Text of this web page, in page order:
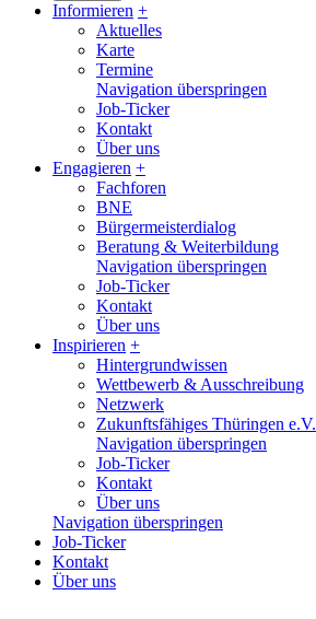
Informieren +
Aktuelles
Karte
Termine
Navigation überspringen
Job-Ticker
Kontakt
Über uns
Engagieren +
Fachforen
BNE
Bürgermeisterdialog
Beratung & Weiterbildung
Navigation überspringen
Job-Ticker
Kontakt
Über uns
Inspirieren +
Hintergrundwissen
Wettbewerb & Ausschreibung
Netzwerk
Zukunftsfähiges Thüringen e.V.
Navigation überspringen
Job-Ticker
Kontakt
Über uns
Navigation überspringen
Job-Ticker
Kontakt
Über uns